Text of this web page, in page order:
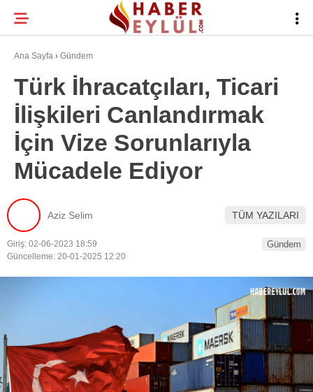
Hattı
Facebook
Instagram
Youtube
22.4
BURSA HABERLERI
BURSASPOR
GÜNDEM
EĞITIM
TEKNOLOJI
Ana Sayfa › Gündem
Türk İhracatçıları, Ticari
İlişkileri Canlandırmak
İçin Vize Sorunlarıyla
Mücadele Ediyor
Aziz Selim TÜM YAZILARI
Giriş: 02-06-2023 18:59
Güncelleme: 20-01-2025 12:20
Gündem